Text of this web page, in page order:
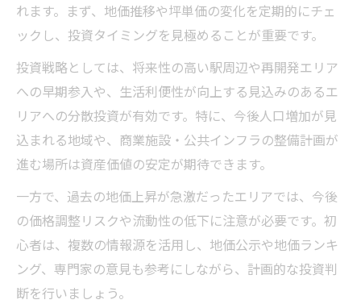
れます。まず、地価推移や坪単価の変化を定期的にチェ
ックし、投資タイミングを見極めることが重要です。
投資戦略としては、将来性の高い駅周辺や再開発エリア
への早期参入や、生活利便性が向上する見込みのあるエ
リアへの分散投資が有効です。特に、今後人口増加が見
込まれる地域や、商業施設・公共インフラの整備計画が
進む場所は資産価値の安定が期待できます。
一方で、過去の地価上昇が急激だったエリアでは、今後
の価格調整リスクや流動性の低下に注意が必要です。初
心者は、複数の情報源を活用し、地価公示や地価ランキ
ング、専門家の意見も参考にしながら、計画的な投資判
断を行いましょう。